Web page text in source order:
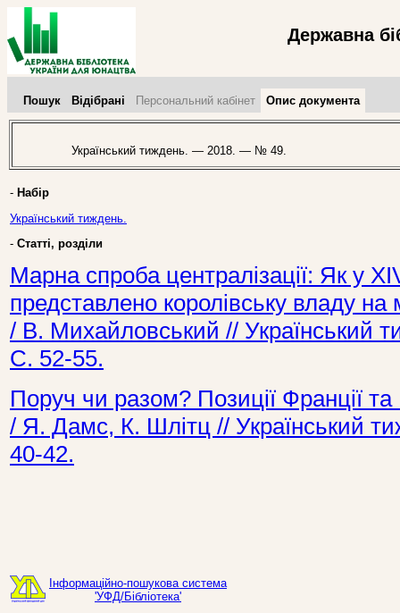
Державна
Пошук Відібрані Персональний кабінет Опис документа
Український тиждень. — 2018. — № 49.
- Набір
Український тиждень.
- Статті, розділи
Марна спроба централізації: Як у
представлено королівську владу на
/ В. Михайловський //
С. 52-55.
Поруч чи разом? Позиції Франції
/ Я. Дамс, К. Шлітц //
40-42.
Інформаційно-пошукова система
'УФД/Бібліотека'